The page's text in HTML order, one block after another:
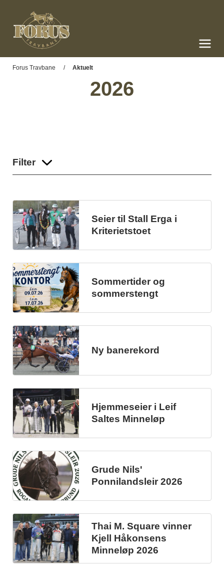
Forus Travbane Aktuelt
2026
Filter
Seier til Stall Erga i
Kriterietstoet
Sommertider og
sommerstengt
Ny banerekord
Hjemmeseier i Leif
Saltes Minneløp
Grude Nils'
Ponnilandsleir 2026
Thai M. Square vinner
Kjell Håkonsens
Minneløp 2026